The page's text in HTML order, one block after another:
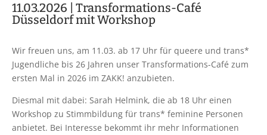
11.03.2026 | Transformations-Café
Düsseldorf mit Workshop
Wir freuen uns, am 11.03. ab 17 Uhr für queere und trans*
Jugendliche bis 26 Jahren unser Transformations-Café zum
ersten Mal in 2026 im ZAKK! anzubieten.
Diesmal mit dabei: Sarah Helmink, die ab 18 Uhr einen
Workshop zu Stimmbildung für trans* feminine Personen
anbietet. Bei Interesse bekommt ihr mehr Informationen